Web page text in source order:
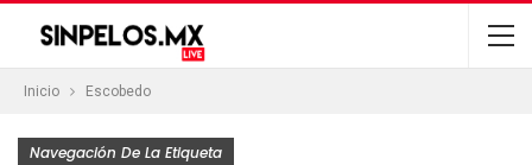
Inicio Escobedo
Navegación De La Etiqueta